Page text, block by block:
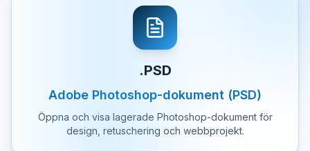
.PSD
Adobe Photoshop-dokument (PSD)
Öppna och visa lagerade Photoshop-dokument för
design, retuschering och webbprojekt.